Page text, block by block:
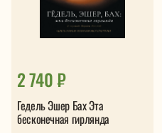
2 740 ₽
Гедель Эшер Бах Эта
бесконечная гирлянда